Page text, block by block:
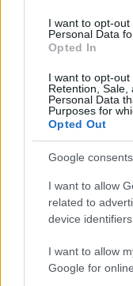
I want to opt-
Personal Data
Opted In
I want to opt-out
Retention, Sale,
Personal Data
Purposes for
Opted Out
Google consents
I want to allow
related to
device identifiers
I want to allow
Google for